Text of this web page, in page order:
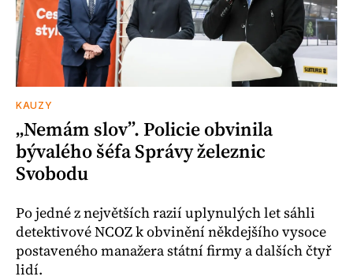
KAUZY
„Nemám slov”. Policie obvinila
bývalého šéfa Správy železnic
Svobodu
Po jedné z největších razií uplynulých let sáhli
detektivové NCOZ k obvinění někdejšího vysoce
postaveného manažera státní firmy a dalších čtyř
lidí.